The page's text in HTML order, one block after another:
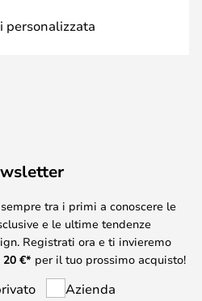
personalizzata
tra i primi a conoscere le
e le ultime tendenze
Registrati ora e ti invieremo
20 €* per il tuo prossimo acquisto!
Azienda